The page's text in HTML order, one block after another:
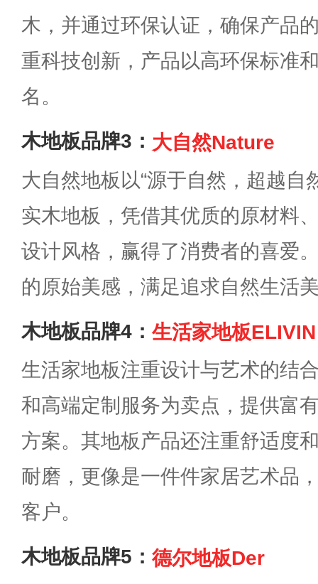
木，并通过环保认证，确保产品
重科技创新，产品以高环保标准
名。
木地板品牌3： 大自然Nature
大自然地板以“源于自然，超越自
实木地板，凭借其优质的原材料
设计风格，赢得了消费者的喜爱
的原始美感，满足追求自然生活
木地板品牌4： 生活家地板ELIVIN
生活家地板注重设计与艺术的结
和高端定制服务为卖点，提供富
方案。其地板产品还注重舒适度
耐磨，更像是一件件家居艺术品
客户。
木地板品牌5： 德尔地板Der